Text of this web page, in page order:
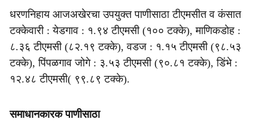
धरणनिहाय आजअखेरचा उपयुक्त पाणीसाठा टीएमसीत व कंसात
टक्केवारी : येडगाव : १.९४ टीएमसी (१०० टक्के), माणिकडोह :
८.३६ टीएमसी (८२.१९ टक्के), वडज : १.१५ टीएमसी (९८.५३
टक्के), पिंपळगाव जोगे : ३.५३ टीएमसी (९०.८१ टक्के), डिंभे :
१२.४८ टीएमसी( ९९.८९ टक्के).
समाधानकारक पाणीसाठा